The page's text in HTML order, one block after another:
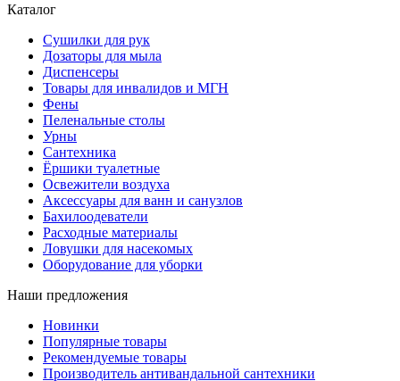
Каталог
Сушилки для рук
Дозаторы для мыла
Диспенсеры
Товары для инвалидов и МГН
Фены
Пеленальные столы
Урны
Сантехника
Ёршики туалетные
Освежители воздуха
Аксессуары для ванн и санузлов
Бахилоодеватели
Расходные материалы
Ловушки для насекомых
Оборудование для уборки
Наши предложения
Новинки
Популярные товары
Рекомендуемые товары
Производитель антивандальной сантехники